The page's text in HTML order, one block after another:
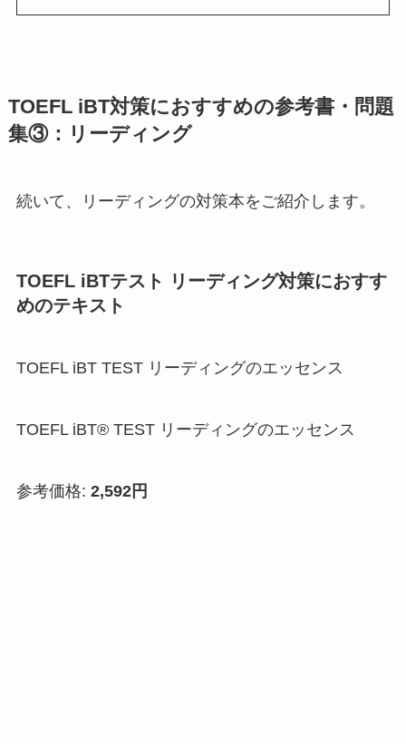
TOEFL iBT対策におすすめの参考書・問題
集③：リーディング
続いて、リーディングの対策本をご紹介します。
TOEFL iBTテスト リーディング対策におすす
めのテキスト
TOEFL iBT TEST リーディングのエッセンス
TOEFL iBT® TEST リーディングのエッセンス
参考価格: 2,592円